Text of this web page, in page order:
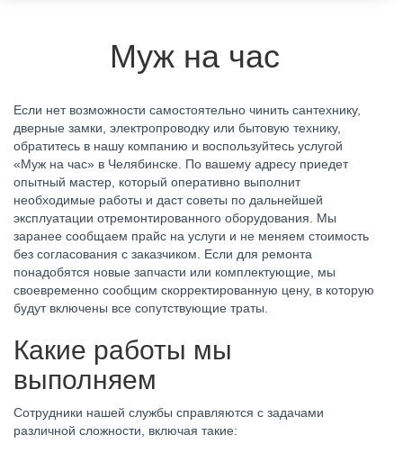
Муж на час
Если нет возможности самостоятельно чинить сантехнику,
дверные замки, электропроводку или бытовую технику,
обратитесь в нашу компанию и воспользуйтесь услугой
«Муж на час» в Челябинске. По вашему адресу приедет
опытный мастер, который оперативно выполнит
необходимые работы и даст советы по дальнейшей
эксплуатации отремонтированного оборудования. Мы
заранее сообщаем прайс на услуги и не меняем стоимость
без согласования с заказчиком. Если для ремонта
понадобятся новые запчасти или комплектующие, мы
своевременно сообщим скорректированную цену, в которую
будут включены все сопутствующие траты.
Какие работы мы
выполняем
Сотрудники нашей службы справляются с задачами
различной сложности, включая такие: